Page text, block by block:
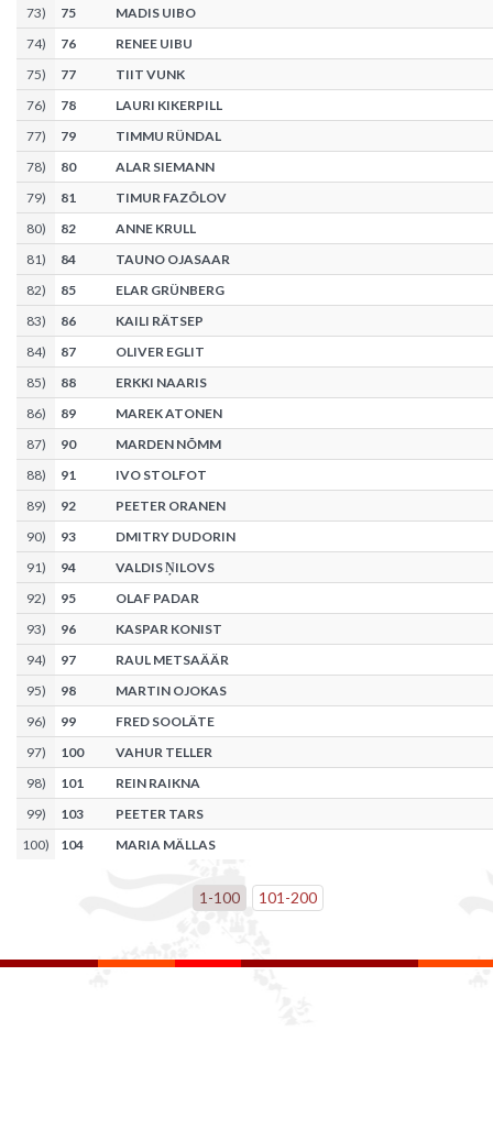
73) 75
MADIS UIBO
74) 76
RENEE UIBU
75) 77
TIIT VUNK
76) 78
LAURI KIKERPILL
77) 79
TIMMU RÜNDAL
78) 80
ALAR SIEMANN
79) 81
TIMUR FAZÕLOV
80) 82
ANNE KRULL
81) 84
TAUNO OJASAAR
82) 85
ELAR GRÜNBERG
83) 86
KAILI RÄTSEP
84) 87
OLIVER EGLIT
85) 88
ERKKI NAARIS
86) 89
MAREK ATONEN
87) 90
MARDEN NÕMM
88) 91
IVO STOLFOT
89) 92
PEETER ORANEN
90) 93
DMITRY DUDORIN
91) 94
VALDIS ŅILOVS
92) 95
OLAF PADAR
93) 96
KASPAR KONIST
94) 97
RAUL METSAÄÄR
95) 98
MARTIN OJOKAS
96) 99
FRED SOOLÄTE
97) 100
VAHUR TELLER
98) 101
REIN RAIKNA
99) 103
PEETER TARS
100) 104 MARIA MÄLLAS
1-100 101-200